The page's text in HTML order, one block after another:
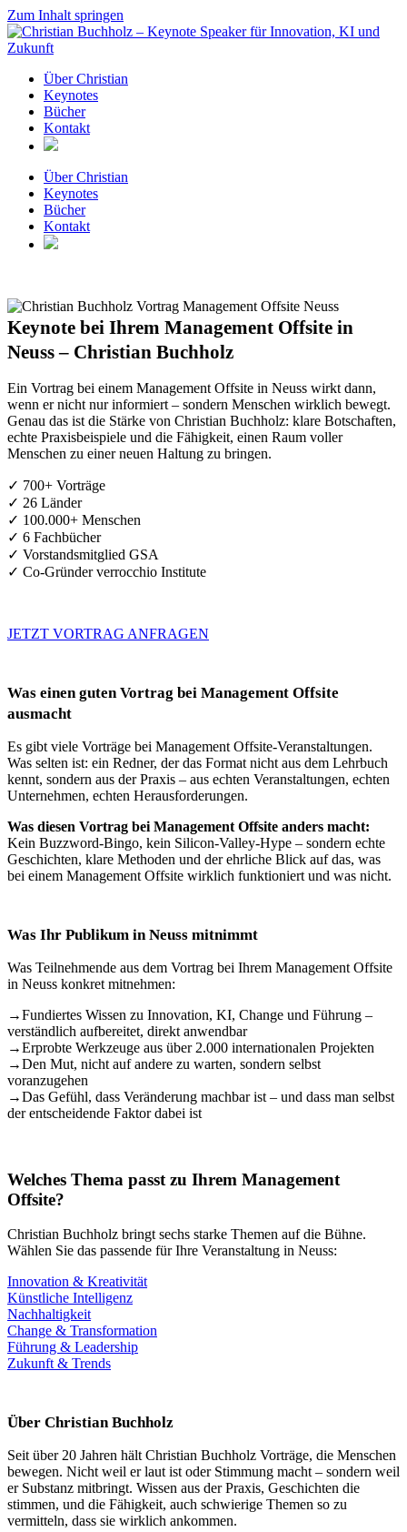
Zum Inhalt springen
Über Christian
Keynotes
Bücher
Kontakt
Über Christian
Keynotes
Bücher
Kontakt
Keynote bei Ihrem Management Offsite in
Neuss – Christian Buchholz
Ein Vortrag bei einem Management Offsite in Neuss wirkt dann,
wenn er nicht nur informiert – sondern Menschen wirklich bewegt.
Genau das ist die Stärke von Christian Buchholz: klare Botschaften,
echte Praxisbeispiele und die Fähigkeit, einen Raum voller
Menschen zu einer neuen Haltung zu bringen.
✓ 700+ Vorträge
✓ 26 Länder
✓ 100.000+ Menschen
✓ 6 Fachbücher
✓ Vorstandsmitglied GSA
✓ Co-Gründer verrocchio Institute
JETZT VORTRAG ANFRAGEN
Was einen guten Vortrag bei Management Offsite
ausmacht
Es gibt viele Vorträge bei Management Offsite-Veranstaltungen.
Was selten ist: ein Redner, der das Format nicht aus dem Lehrbuch
kennt, sondern aus der Praxis – aus echten Veranstaltungen, echten
Unternehmen, echten Herausforderungen.
Was diesen Vortrag bei Management Offsite anders macht:
Kein Buzzword-Bingo, kein Silicon-Valley-Hype – sondern echte
Geschichten, klare Methoden und der ehrliche Blick auf das, was
bei einem Management Offsite wirklich funktioniert und was nicht.
Was Ihr Publikum in Neuss mitnimmt
Was Teilnehmende aus dem Vortrag bei Ihrem Management Offsite
in Neuss konkret mitnehmen:
→Fundiertes Wissen zu Innovation, KI, Change und Führung –
verständlich aufbereitet, direkt anwendbar
→Erprobte Werkzeuge aus über 2.000 internationalen Projekten
→Den Mut, nicht auf andere zu warten, sondern selbst
voranzugehen
→Das Gefühl, dass Veränderung machbar ist – und dass man selbst
der entscheidende Faktor dabei ist
Welches Thema passt zu Ihrem Management
Offsite?
Christian Buchholz bringt sechs starke Themen auf die Bühne.
Wählen Sie das passende für Ihre Veranstaltung in Neuss:
Innovation & Kreativität
Künstliche Intelligenz
Nachhaltigkeit
Change & Transformation
Führung & Leadership
Zukunft & Trends
Über Christian Buchholz
Seit über 20 Jahren hält Christian Buchholz Vorträge, die Menschen
bewegen. Nicht weil er laut ist oder Stimmung macht – sondern weil
er Substanz mitbringt. Wissen aus der Praxis, Geschichten die
stimmen, und die Fähigkeit, auch schwierige Themen so zu
vermitteln, dass sie wirklich ankommen.